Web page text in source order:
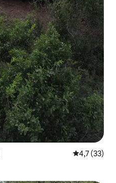
4,7 (33)